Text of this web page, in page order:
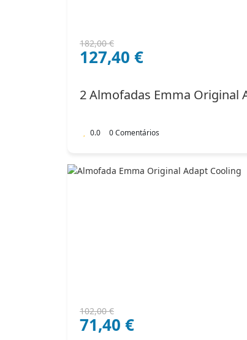
182,00€
O
preço
182,00 €.
127,40 €
O
preço
127,40 €.
2 Almofadas Emma Original
0.0 0 Comentários
102,00€
O
preço
71,40 €
O
preço